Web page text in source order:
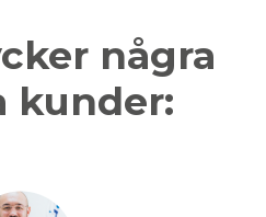
några
kunder: